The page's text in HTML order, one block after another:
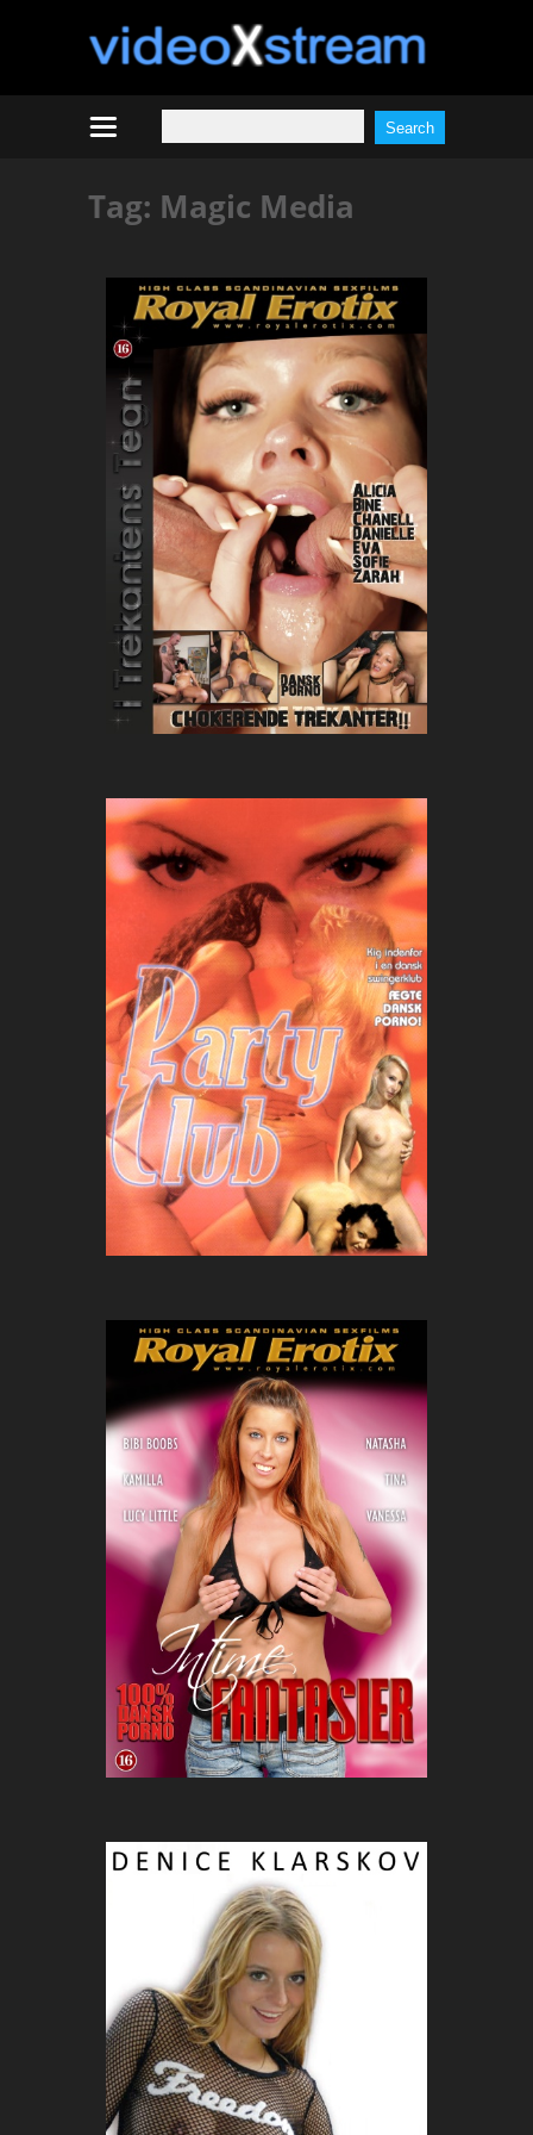
Tag: Magic Media